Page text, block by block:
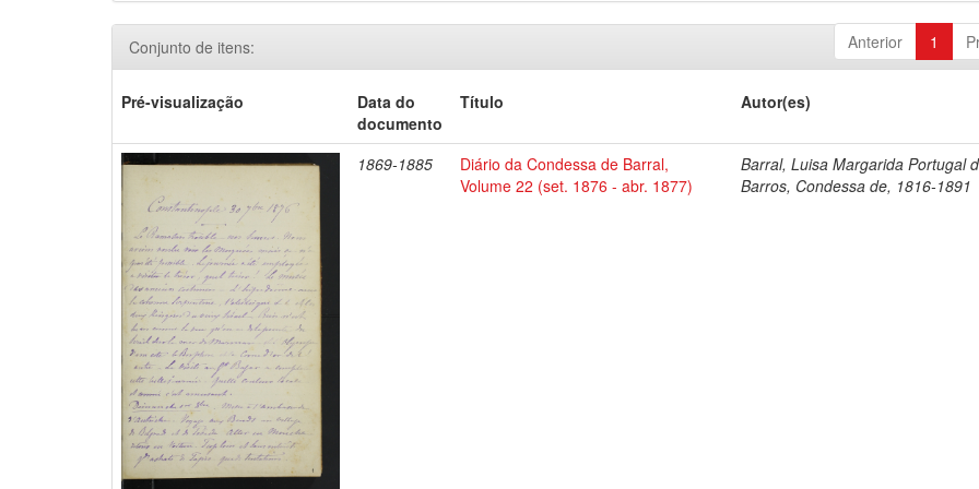
Anterior 1
Conjunto de itens:
Pré-visualização
Data do
documento
Título Autor(es)
1869-1885
Diário da Condessa de Barral,
Volume 22 (set. 1876 - abr. 1877)
Barral, Luisa Margarida Portugal
Barros, Condessa de, 1816-1891